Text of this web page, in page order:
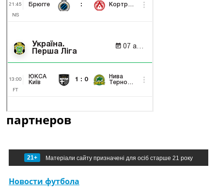
партнеров
21+ Матеріали сайту призначені для осіб старше 21 року
Новости футбола